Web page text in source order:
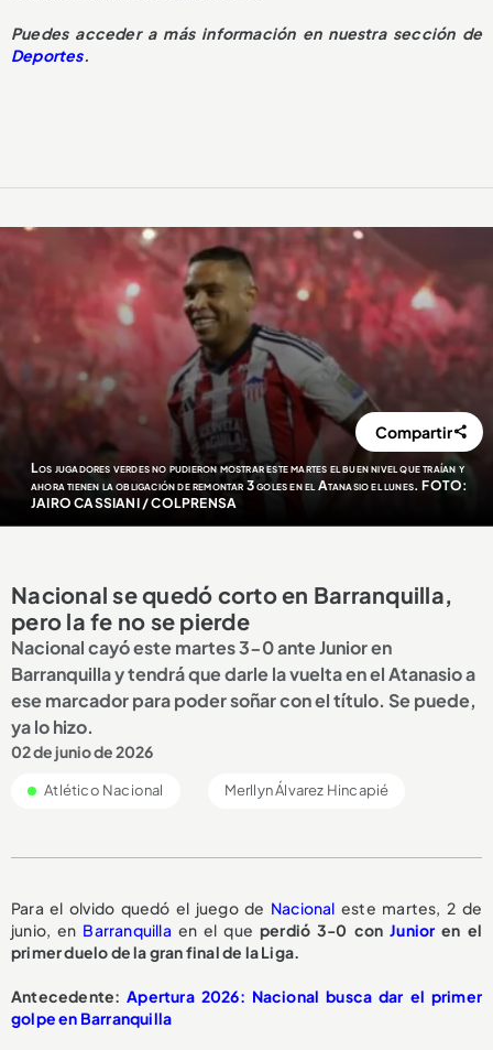
Puedes acceder a más información en nuestra sección de
Deportes.
Los jugadores verdes no pudieron mostrar este martes el buen nivel que traían y
ahora tienen la obligación de remontar 3 goles en el Atanasio el lunes. FOTO:
JAIRO CASSIANI / COLPRENSA
Compartir
Nacional se quedó corto en Barranquilla,
pero la fe no se pierde
Nacional cayó este martes 3-0 ante Junior en
Barranquilla y tendrá que darle la vuelta en el Atanasio a
ese marcador para poder soñar con el título. Se puede,
ya lo hizo.
02 de junio de 2026
Atlético Nacional Merllyn Álvarez Hincapié
Para el olvido quedó el juego de Nacional este martes, 2 de
junio, en Barranquilla en el que perdió 3-0 conJunioren el
primer duelo de la gran final de la Liga.
Antecedente:Apertura 2026: Nacional busca dar el primer
golpe en Barranquilla